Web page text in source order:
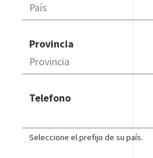
Provincia
Telefono
Seleccione el prefijo de su país.